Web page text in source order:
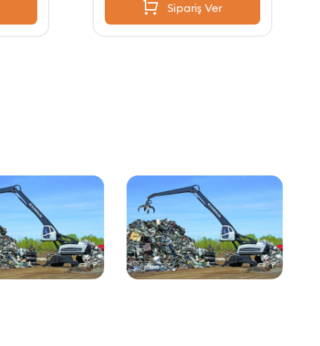
Sipariş Ver